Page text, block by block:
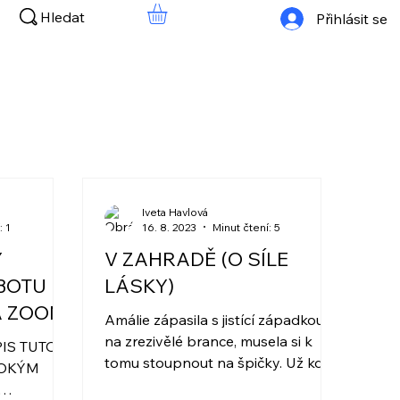
Přihlásit se
Hledat
TUTO
1
V ZAHRADĚ (O SÍLE
LÁSKY)
Amálie zápasila s jistící západkou
na zrezivělé brance, musela si k
tomu stoupnout na špičky. Už když
Iveta Havlová
16. 8. 2023
Minut čtení: 5